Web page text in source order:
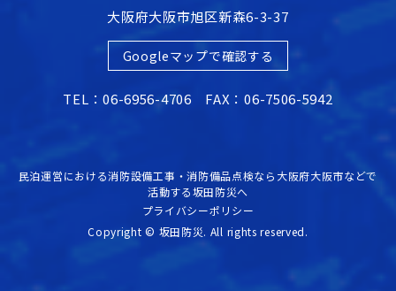
大阪府大阪市旭区新森6-3-37
Googleマップで確認する
TEL：06-6956-4706 FAX：06-7506-5942
民泊運営における消防設備工事・消防備品点検なら大阪府大阪市などで
活動する坂田防災へ
プライバシーポリシー
Copyright © 坂田防災. All rights reserved.